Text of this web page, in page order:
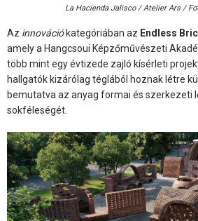
La Hacienda Jalisco / Atelier Ars /
Az innovációkategóriában az Endless
amely a Hangcsoui Képzőművészeti
több mint egy évtizede zajló kísérleti
hallgatók kizárólag téglából hoznak létre
bemutatva az anyag formai és szerkezeti
sokféleségét.